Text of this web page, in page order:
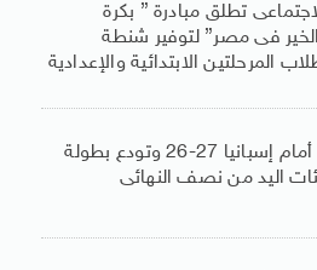
تطلق مبادرة ” بكرة
فى مصر” لتوفير شنطة
المرحلتين الابتدائية والإعدادية
مصر تخسر أمام إسبانيا 27-26 وتودع بطولة
اليد من نصف النهائى